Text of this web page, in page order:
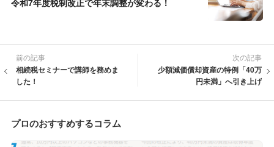
前の記事
相続税セミナーで講師を務めま
した！
次の記事
少額減価償却資産の特例「40万
円未満」へ引き上げ
プロのおすすめするコラム